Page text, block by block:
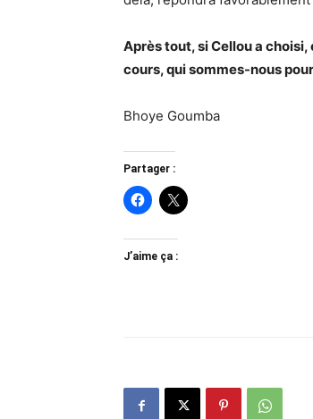
Après tout, si Cellou a
cours, qui sommes-nous
Bhoye Goumba
Partager :
J’aime ça :